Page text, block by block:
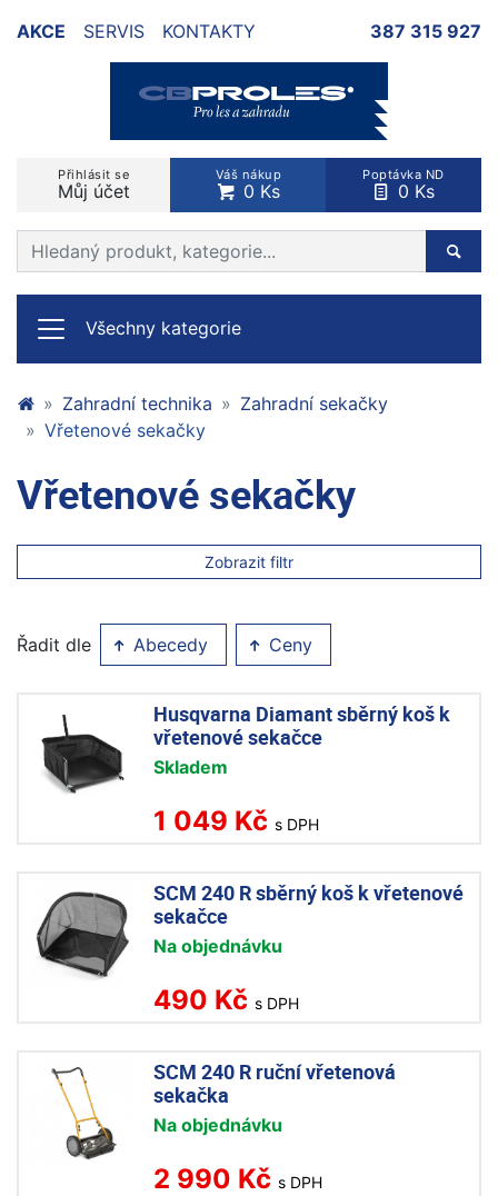
AKCE SERVIS KONTAKTY 387 315 927
Přihlásit se
Můj účet
Váš nákup
0 Ks
Poptávka ND
0 Ks
Prohledat web
Všechny kategorie
Zahradní technika
Zahradní sekačky
Vřetenové sekačky
Vřetenové sekačky
Zobrazit filtr
Řadit dle Abecedy Ceny
Husqvarna Diamant sběrný koš k
vřetenové sekačce
Skladem
1 049 Kč s DPH
SCM 240 R sběrný koš k vřetenové
sekačce
Na objednávku
490 Kč s DPH
SCM 240 R ruční vřetenová
sekačka
Na objednávku
2 990 Kč s DPH